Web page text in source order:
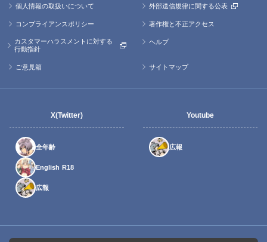
個人情報の取扱いについて 外部送信規律に関する公表
コンプライアンスポリシー 著作権と不正アクセス
カスタマーハラスメントに対する
行動指針
ヘルプ
ご意見箱 サイトマップ
X(Twitter)
全年齢
English R18
広報
Youtube
広報